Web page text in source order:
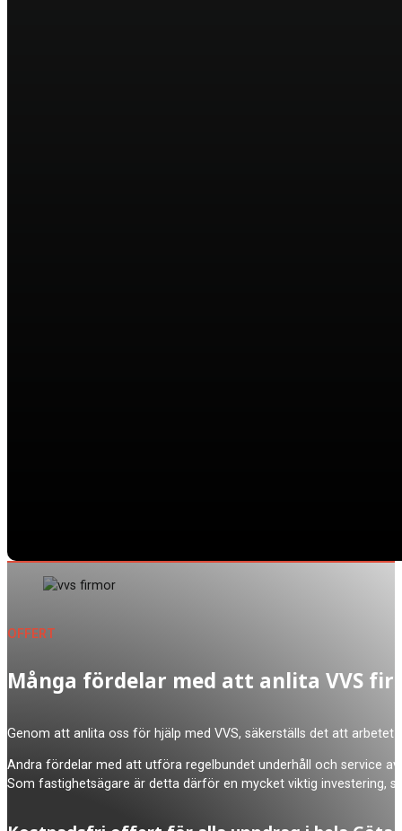
Många fördelar med att anlita VVS
Genom att anlita oss för hjälp med VVS, säkerställs det att
Andra fördelar med att utföra regelbundet underhåll och service
Som fastighetsägare är detta därför en mycket viktig investering,
OFFERT